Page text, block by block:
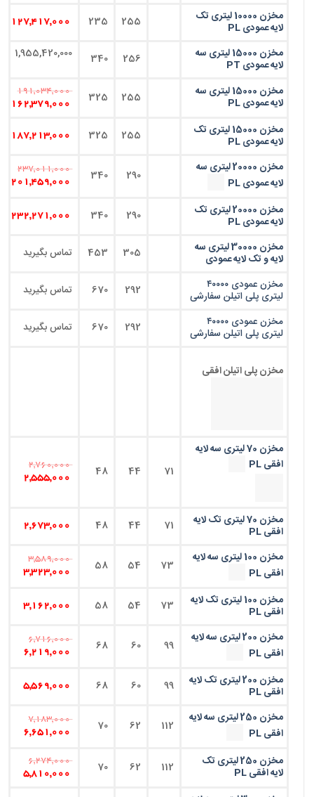
مخزن 10000 لیتری تک
لایه عمودی PL 255
235
127,417,000
مخزن 15000 لیتری سه
لایه عمودی PT 256
340
1,955,420,000
مخزن 15000 لیتری سه
لایه عمودی PL 255
325
191,034,000
162,379,000
مخزن 15000 لیتری تک
لایه عمودی PL 255
325
187,213,000
مخزن 20000 لیتری سه
لایه عمودی PL
290
340
237,011,000
201,459,000
مخزن 20000 لیتری تک
لایه عمودی PL 290
340
232,271,000
مخزن 30000 لیتری سه
لایه و تک لایه عمودی 305
453 تماس بگیرید
مخزن عمودی ۴۰۰۰۰
لیتری پلی اتیلن سفارشی 292
670 تماس بگیرید
مخزن عمودی ۴۰۰۰۰
لیتری پلی اتیلن سفارشی 292
670 تماس بگیرید
مخزن پلی اتیلن افقی
مخزن 70 لیتری سه لایه
افقی PL
71
44
48
2,760,000
2,555,000
مخزن 70 لیتری تک لایه
افقی PL 71
44
48
2,673,000
مخزن 100 لیتری سه لایه
افقی PL
73
54
58
3,589,000
3,323,000
مخزن 100 لیتری تک لایه
افقی PL 73
54
58
3,162,000
مخزن 200 لیتری سه لایه
افقی PL
99
60
68
6,716,000
6,219,000
مخزن 200 لیتری تک لایه
افقی PL 99
60
68
5,569,000
مخزن 250 لیتری سه لایه
افقی PL
112
62
70
7,183,000
6,651,000
مخزن 250 لیتری تک
لایه افقی PL 112
62
70
6,274,000
5,810,000